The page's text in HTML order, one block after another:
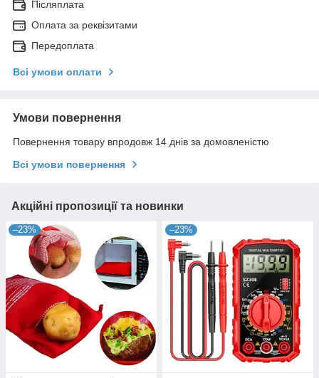
Післяплата
Оплата за реквізитами
Передоплата
Всі умови оплати
Умови повернення
Повернення товару впродовж 14 днів за домовленістю
Всі умови повернення
Акційні пропозиції та новинки
–23% –23%